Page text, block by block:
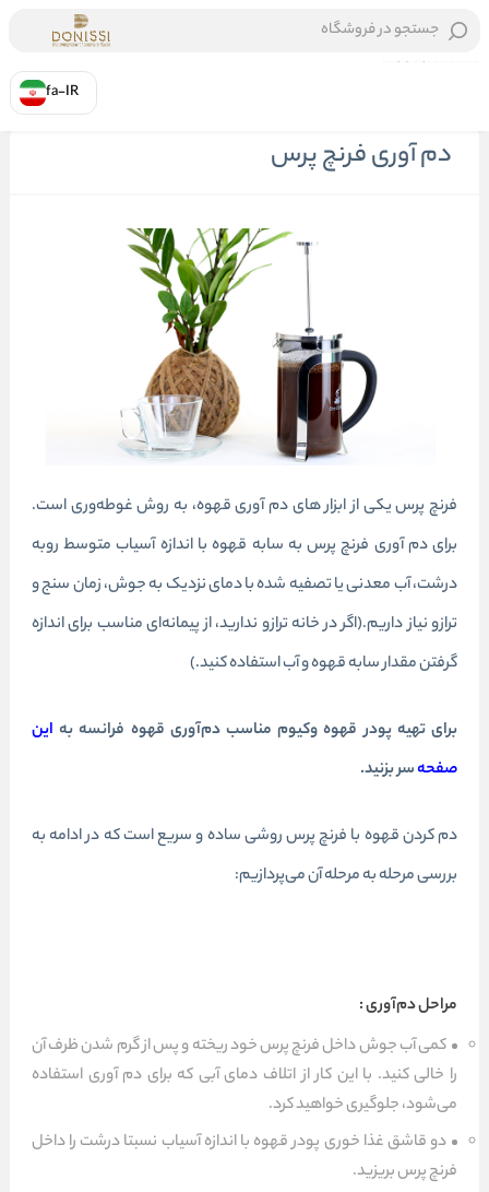
جستجو در فروشگاه
fa-IR
دم آوری فرنچ پرس
فرنچ پرس یکی از ابزار های دم آوری قهوه، به روش غوطه‌وری است.
برای دم آوری فرنچ پرس به سابه قهوه با اندازه آسیاب متوسط روبه
درشت، آب معدنی یا تصفیه شده با دمای نزدیک به جوش، زمان سنج و
ترازو نیاز داریم.(اگر در خانه ترازو ندارید، از پیمانه‌ای مناسب برای اندازه
گرفتن مقدار سابه قهوه و آب استفاده کنید.)
برای تهیه پودر قهوه وکیوم مناسب دم‌آوری قهوه فرانسه به این
صفحهسر بزنید.
دم کردن قهوه با فرنچ پرس روشی ساده و سریع است که در ادامه به
بررسی مرحله به مرحله آن می‌پردازیم:
مراحل دم‌آوری :
کمی آب جوش داخل فرنچ پرس خود ریخته و پس از گرم شدن ظرف آن
را خالی کنید. با این کار از اتلاف دمای آبی که برای دم آوری استفاده
می‌شود، جلوگیری خواهید کرد.
دو قاشق غذا خوری پودر قهوه با اندازه آسیاب نسبتا درشت را داخل
فرنچ پرس بریزید.